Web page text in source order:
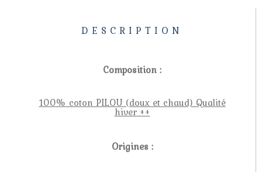
DESCRIPTION
Composition :
100% coton PILOU (doux et chaud) Qualité
hiver ++
Origines :